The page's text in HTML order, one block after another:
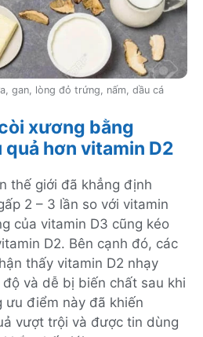
gan, lòng đỏ trứng, nấm, dầu cá
xương bằng
hơn vitamin D2
thế giới đã khẳng định
2 – 3 lần so với vitamin
của vitamin D3 cũng kéo
D2. Bên cạnh đó, các
thấy vitamin D2 nhạy
và dễ bị biến chất sau khi
ưu điểm này đã khiến
vượt trội và được tin dùng